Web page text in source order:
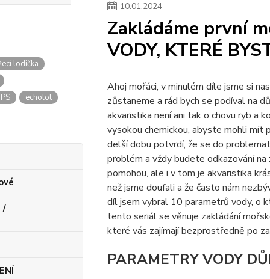
lodička
echolot
/
10.01.2024
Zakládáme první
VODY, KTERÉ
Ahoj mořáci, v minulém díle jsme si
zůstaneme a rád bych se podíval na
akvaristika není ani tak o chovu ryb a
vysokou chemickou, abyste mohli mít
delší dobu potvrdí, že se do
problém a vždy budete odkazování
pomohou, ale i v tom je akvaristika
než jsme doufali a že často nám
díl jsem vybral 10 parametrů vody, o
tento seriál se věnuje zakládání
které vás zajímají bezprostředně po
PARAMETRY VODY